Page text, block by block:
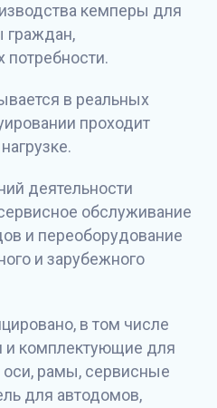
кемперы для
граждан,
потребности.
в реальных
проходит
деятельности
обслуживание
и переоборудование
и зарубежного
в том числе
и комплектующие для
рамы, сервисные
для автодомов,